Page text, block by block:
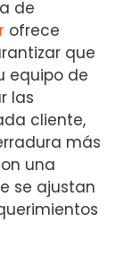
de
ofrece
que
equipo de
las
cliente,
más
una
se ajustan